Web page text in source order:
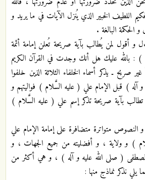
اللطيف الخبير الذي يُنزل الآيات في ما يريد و
البالغة .
و أقول لمن يُطالب بآية صريحة تُعلن إمامة أئمة
) : بالله عليك هل أنك وجدت في القرآن الكريم
ـ يذكر أسماء الخلفاء الثلاثة الذين خلفوا
آله ) قبل الإمام علي ( عليه السَّلام ) فواليتهم و
بآية صريحة تذكر إسم علي ( عليه السَّلام )
متواترة متضافرة على إمامة الإمام علي
) و ولاية ، و أفضليته من جميع الجهات ، و
( صلى الله عليه و آله ) ، و هي أكثر من
نذكر نماذج منها :